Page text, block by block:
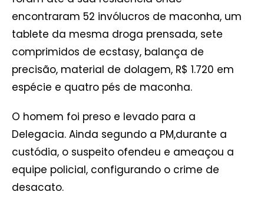
encontraram 52 invólucros de maconha, um
tablete da mesma droga prensada, sete
comprimidos de ecstasy, balança de
precisão, material de dolagem, R$ 1.720 em
espécie e quatro pés de maconha.
O homem foi preso e levado para a
Delegacia. Ainda segundo a PM,durante a
custódia, o suspeito ofendeu e ameaçou a
equipe policial, configurando o crime de
desacato.